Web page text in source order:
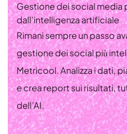
Gestione dei social media
dall’intelligenza artificiale
Rimani sempre un passo
gestione dei social più
Metricool. Analizza i dati,
e crea report sui risultati,
dell’AI.